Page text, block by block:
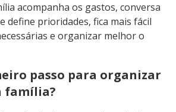
acompanha os gastos, conversa
define prioridades, fica mais fácil
e organizar melhor o
passo para organizar
família?